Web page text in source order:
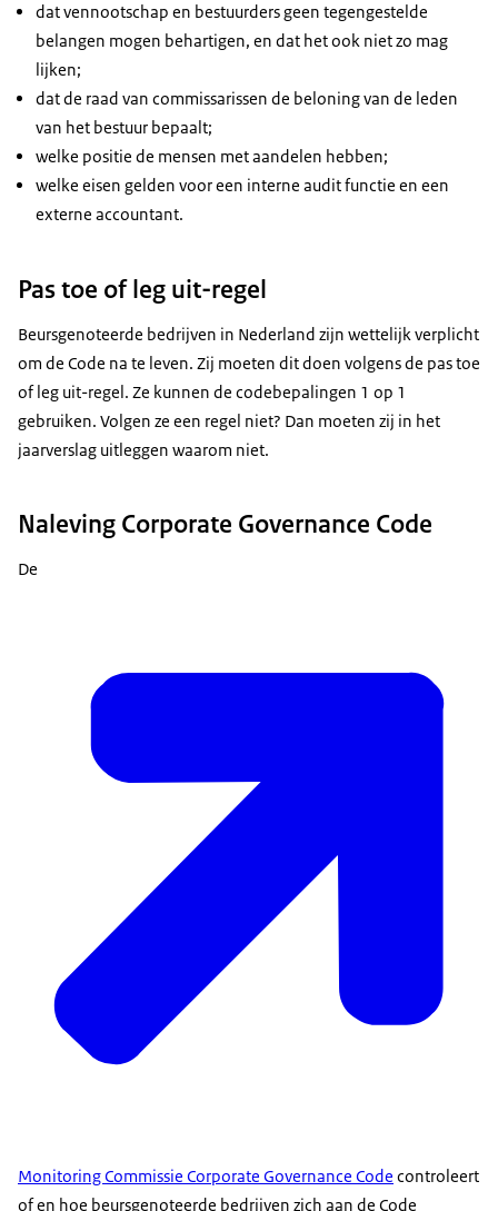
dat vennootschap en bestuurders geen tegengestelde
belangen mogen behartigen, en dat het ook niet zo mag
lijken;
dat de raad van commissarissen de beloning van de leden
van het bestuur bepaalt;
welke positie de mensen met aandelen hebben;
welke eisen gelden voor een interne audit functie en een
externe accountant.
Pas toe of leg uit-regel
Beursgenoteerde bedrijven in Nederland zijn wettelijk verplicht
om de Code na te leven. Zij moeten dit doen volgens de pas toe
of leg uit-regel. Ze kunnen de codebepalingen 1 op 1
gebruiken. Volgen ze een regel niet? Dan moeten zij in het
jaarverslag uitleggen waarom niet.
Naleving Corporate Governance Code
De
Monitoring Commissie Corporate Governance Code controleert
of en hoe beursgenoteerde bedrijven zich aan de Code